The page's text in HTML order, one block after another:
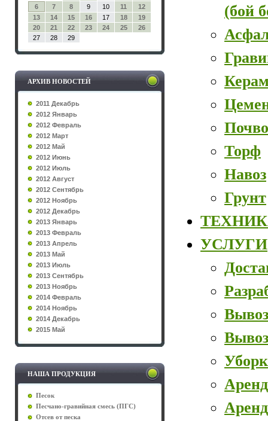
6
7 8 9 10 11
12
13
14 15 16 17 18
19
20
21 22 23 24 25
26
27
28 29
АРХИВ НОВОСТЕЙ
2011 Декабрь
2012 Январь
2012 Февраль
2012 Март
2012 Май
2012 Июнь
2012 Июль
2012 Август
2012 Сентябрь
2012 Ноябрь
2012 Декабрь
2013 Январь
2013 Февраль
2013 Апрель
2013 Май
2013 Июль
2013 Сентябрь
2013 Ноябрь
2014 Февраль
2014 Ноябрь
2014 Декабрь
2015 Май
НАША ПРОДУКЦИЯ
Песок
Песчано-гравийная смесь (ПГС)
Отсев от песка
(бой
Торф
Навоз
Грунт
УСЛУГИ